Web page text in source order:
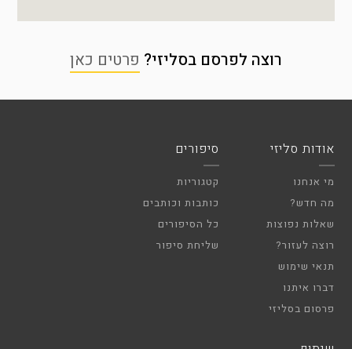
רוצה לפרסם בסליזי? פרטים כאן
אודות סליזי
מי אנחנו
מה חדש?
שאלות נפוצות
רוצה לעזור?
תנאי שימוש
דברו איתנו
פרסום בסליזי
סיפורים
קטגוריות
כותבות וכותבים
כל הסיפורים
שליחת סיפור